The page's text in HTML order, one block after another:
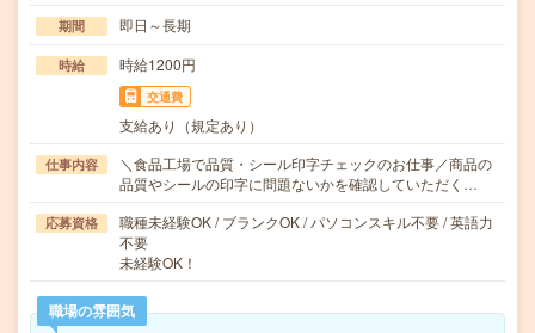
期間 即日～長期
時給 時給1200円
交通費
支給あり（規定あり）
仕事内容
＼食品工場で品質・シール印字チェックのお仕事／商品の
品質やシールの印字に問題ないかを確認していただく…
応募資格
職種未経験OK / ブランクOK / パソコンスキル不要 / 英語力
不要
未経験OK！
職場の雰囲気